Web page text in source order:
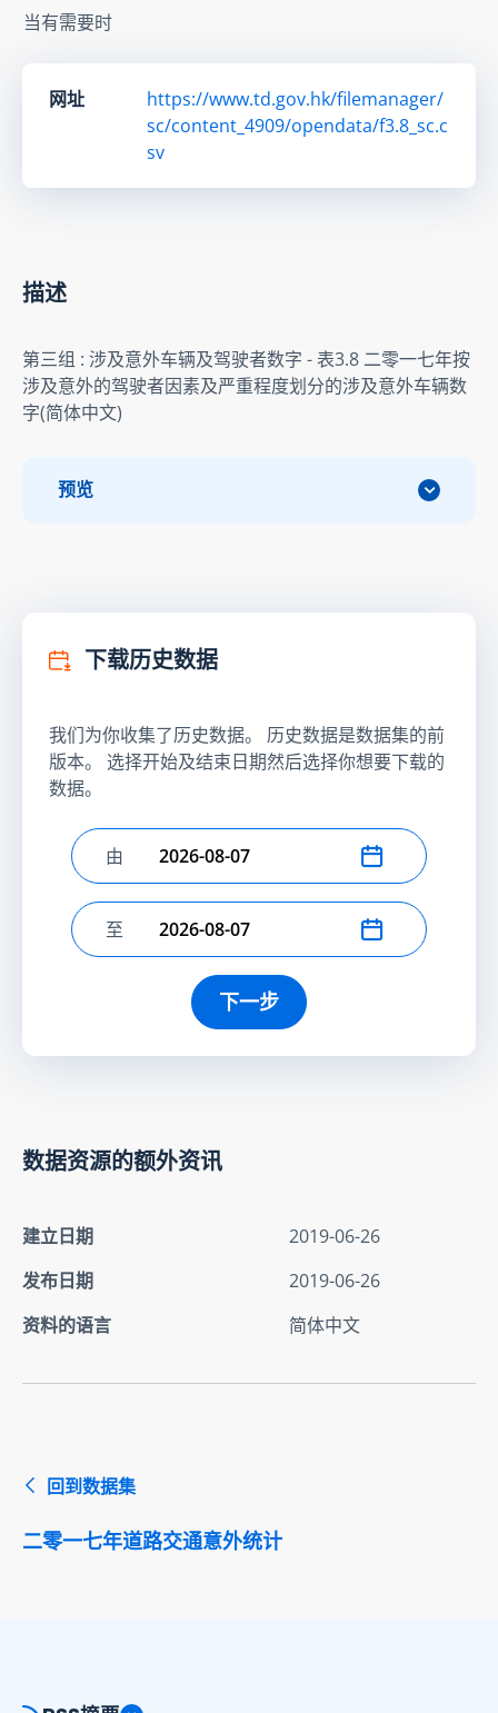
当有需要时
网址
https://www.td.gov.hk/filemanager/
sc/content_4909/opendata/f3.8_sc.c
sv
描述
第三组 : 涉及意外车辆及驾驶者数字 - 表3.8 二零一七年按
涉及意外的驾驶者因素及严重程度划分的涉及意外车辆数
字(简体中文)
预览
下载历史数据
我们为你收集了历史数据。 历史数据是数据集的前
版本。 选择开始及结束日期然后选择你想要下载的
数据。
选择开始日期
由
选择结束日期
至
下一步
数据资源的额外资讯
建立日期
2019-06-26
发布日期
2019-06-26
资料的语言
简体中文
回到数据集
二零一七年道路交通意外统计